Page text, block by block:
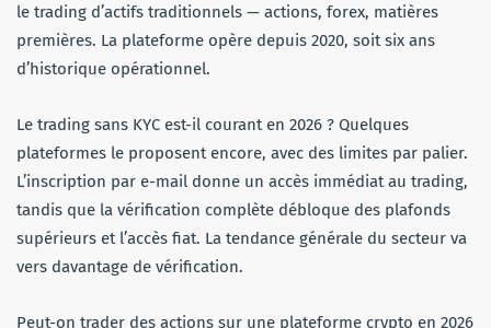
le trading d’actifs traditionnels — actions, forex, matières
premières. La plateforme opère depuis 2020, soit six ans
d’historique opérationnel.
Le trading sans KYC est-il courant en 2026 ? Quelques
plateformes le proposent encore, avec des limites par palier.
L’inscription par e-mail donne un accès immédiat au trading,
tandis que la vérification complète débloque des plafonds
supérieurs et l’accès fiat. La tendance générale du secteur va
vers davantage de vérification.
Peut-on trader des actions sur une plateforme crypto en 2026